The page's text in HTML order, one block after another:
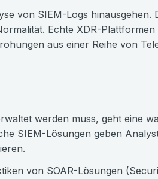
von SIEM-Logs hinausgehen.
Echte XDR-
aus einer Reihe von
werden muss, geht eine
SIEM-Lösungen geben
von SOAR-Lösungen